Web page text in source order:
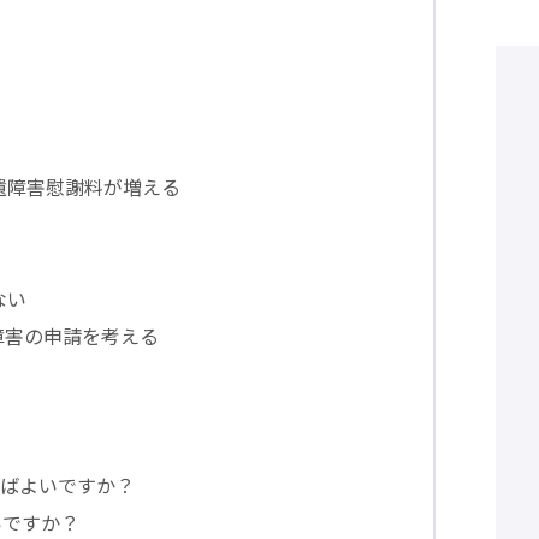
害慰謝料が増える
い
の申請を考える
よいですか？
すか？